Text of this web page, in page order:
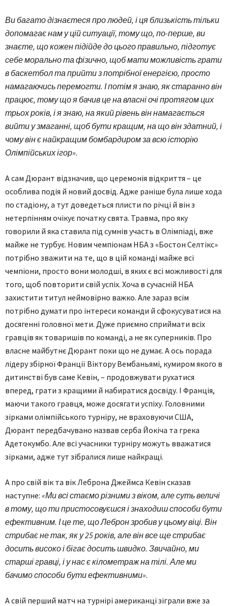
Ви багато дізнаєтеся про людей, і ця близькість тільки
допомагає нам у цій ситуації, тому що, по-перше, ви
знаєте, що кожен підійде до цього правильно, підготує
себе морально та фізично, щоб мати можливість грати
в баскетбол та прийти з потрібної енергією, просто
намагаючись перемогти. І потім я знаю, як старанно він
працює, тому що я бачив це на власні очі протягом цих
трьох років, і я знаю, на який рівень він намагається
вийти у змаганні, щоб бути кращим, на що він здатний, і
чому він є найкращим бомбардиром за всю історію
Олімпійських ігор».
А сам Дюрант відзначив, що церемонія відкриття – це
особлива подія й новий досвід. Адже раніше була лише хода
по стадіону, а тут доведеться плисти по річці й він з
нетерпінням очікує початку свята. Травма, про яку
говорили й яка ставила під сумнів участь в Олімпіаді, вже
майже не турбує. Новим чемпіонам НБА з «Бостон Селтікс»
потрібно зважити на те, що в цій команді майже всі
чемпіони, просто вони молодші, в яких є всі можливості для
того, щоб повторити свій успіх. Хоча в сучасній НБА
захистити титул неймовірно важко. Але зараз всім
потрібно думати про інтереси команди й сфокусуватися на
досягенні головної мети. Дуже приємно сприймати всіх
гравців як товаришів по команді, а не як суперників. Про
власне майбутнє Дюрант поки що не думає. А ось порада
лідеру збірної Франції Віктору Вембаньямі, кумиром якого в
дитинстві був саме Кевін, – продовжувати рухатися
вперед, грати з кращими й набиратися досвіду. І Франція,
маючи такого гравця, може досягати успіху. Головними
зірками олімпійського турніру, не враховуючи США,
Дюрант передбачувано назвав серба Йокіча та грека
Адетокумбо. Але всі учасники турніру можуть вважатися
зірками, адже тут зібралися лише найкращі.
А про свій вік та вік Леброна Джеймса Кевін сказав
наступне: «Ми всі стаємо різними з віком, але суть величі
в тому, що ти пристосовуєшся і знаходиш способи бути
ефективним. І це те, що Леброн зробив у цьому віці. Він
стрибає не так, як у 25 років, але він все ще стрибає
досить високо і бігає досить швидко. Звичайно, ми
старші гравці, і у нас є кілометраж на тілі. Але ми
бачимо способи бути ефективними».
А свій перший матч на турнірі американці зіграли вже за